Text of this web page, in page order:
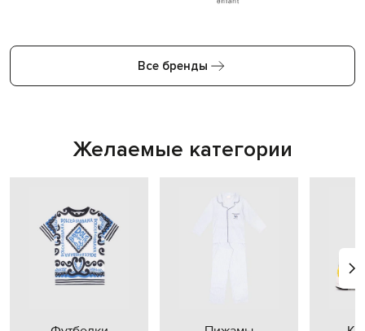
Все бренды
Желаемые категории